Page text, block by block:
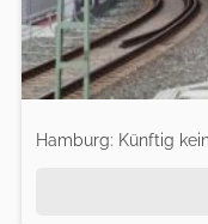
Hamburg: Künftig